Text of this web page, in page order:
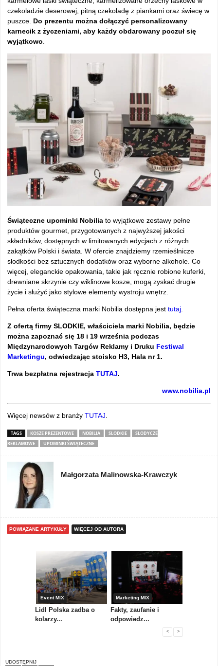
czekoladzie deserowej, pitną czekoladę z piankami oraz świecę w
puszce. Do prezentu można dołączyć personalizowany
karnecik z życzeniami, aby każdy obdarowany poczuł się
wyjątkowo
Świąteczne upominki Nobilia to wyjątkowe zestawy pełne
produktów gourmet, przygotowanych z najwyższej jakości
składników, dostępnych w limitowanych edycjach z różnych
zakątków Polski i świata. W ofercie znajdziemy rzemieślnicze
słodkości bez sztucznych dodatków oraz wyborne alkohole. Co
więcej, eleganckie opakowania, takie jak ręcznie robione kuferki,
drewniane skrzynie czy wiklinowe kosze, mogą zyskać drugie
życie i służyć jako stylowe elementy wystroju wnętrz.
Pełna oferta świąteczna marki Nobilia dostępna jest tutaj
Z ofertą firmy SLODKIE, właściciela marki Nobilia, będzie
można zapoznać się 18 i 19 września podczas
Międzynarodowych Targów Reklamy i Druku Festiwal
Marketingu, odwiedzając stoisko H3, Hala nr 1.
Trwa bezpłatna rejestracja TUTAJ.
www.nobilia.pl
Więcej newsów z branży TUTAJ
TAGS KOSZE PREZENTOWE NOBILIA SLODKIE
SŁODYCZE
REKLAMOWE
UPOMINKI ŚWIĄTECZNE
Małgorzata Malinowska-Krawczyk
POWIĄZANE ARTYKUŁY WIĘCEJ OD AUTORA
Event MIX
Lidl Polska zadba o
kolarzy...
Marketing MIX
Fakty, zaufanie i
odpowiedz...
< >
UDOSTĘPNIJ